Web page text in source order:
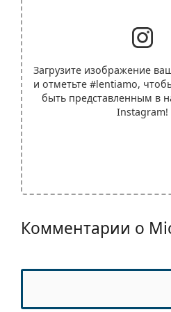
Загрузите изображение
и отметьте #lentiamo,
быть представленным в
Instagram!
Комментарии о